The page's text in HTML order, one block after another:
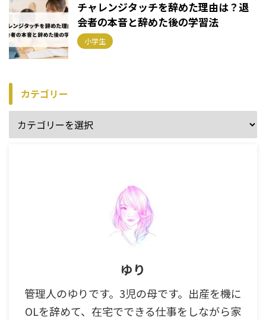
チャレンジタッチを辞めた理由は？退
会者の本音と辞めた後の学習法
小学生
カテゴリー
ゆり
管理人のゆりです。3児の母です。出産を機に
OLを辞めて、在宅でできる仕事をしながら家